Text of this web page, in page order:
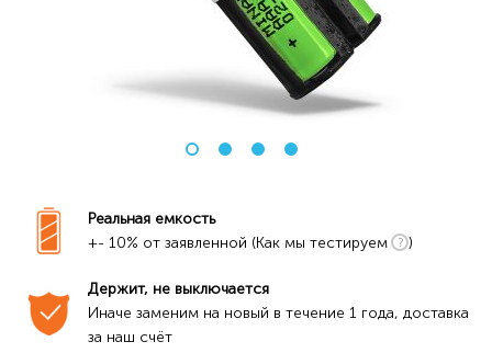
Реальная емкость
+- 10% от заявленной (Как мы тестируем
)
Держит, не выключается
Иначе заменим на новый в течение 1 года, доставка
за наш счёт